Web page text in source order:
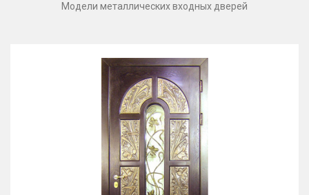
Модели металлических входных дверей